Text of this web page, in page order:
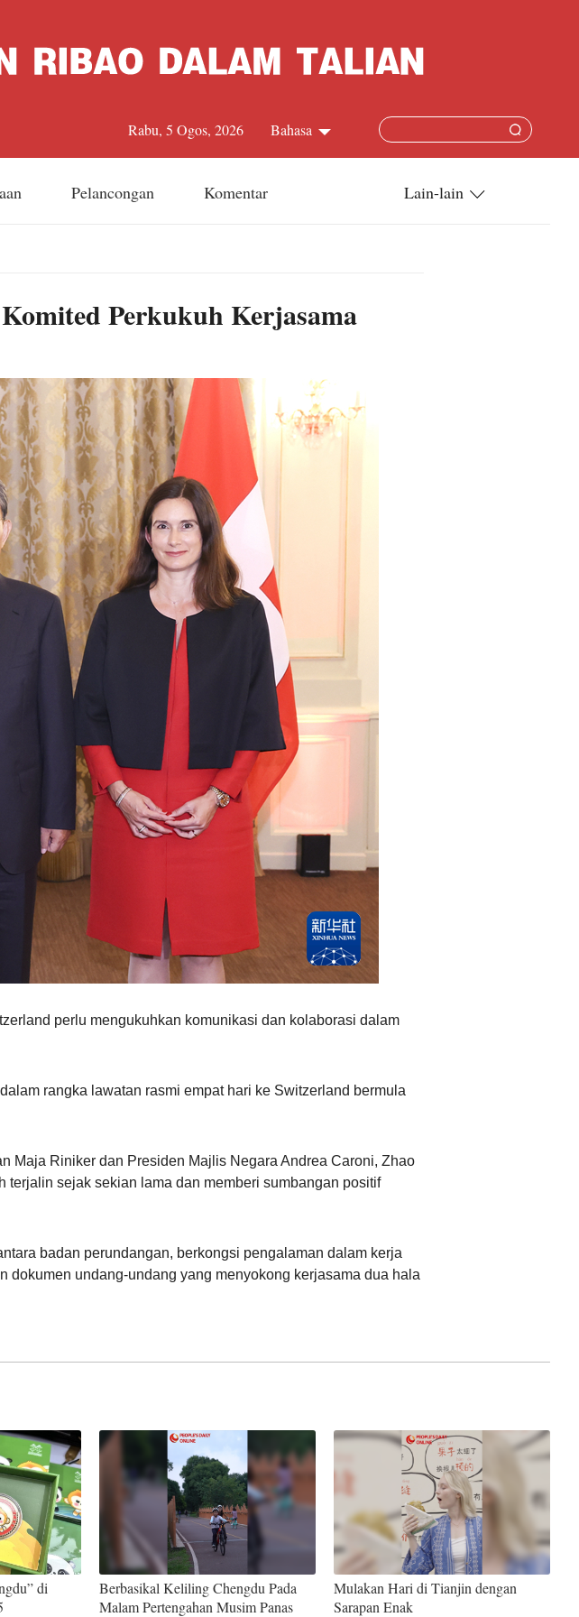
Bahasa
Français
Русский
عربي
Português
Kiswahili
Italiano
Қазақ тілі
ภาษาไทย
Bahasa Melayu
Ελληνικά
Tiếng Việt
اردو
हिन्दी
Rabu, 5 Ogos, 2026
Pelancongan Komentar Lain-lain
Perkukuh Kerjasama
perlu mengukuhkan komunikasi dan kolaborasi dalam
rangka lawatan rasmi empat hari ke Switzerland bermula
Maja Riniker dan Presiden Majlis Negara Andrea Caroni, Zhao
sejak sekian lama dan memberi sumbangan positif
badan perundangan, berkongsi pengalaman dalam kerja
undang-undang yang menyokong kerjasama dua hala
di
Berbasikal Keliling Chengdu Pada
Malam Pertengahan Musim Panas
Mulakan Hari di Tianjin dengan
Sarapan Enak